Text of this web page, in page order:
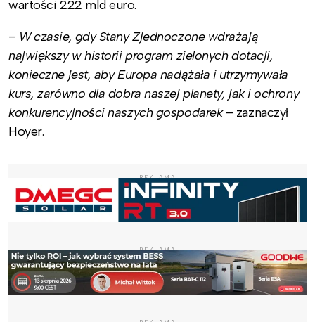
wartości 222 mld euro.
– W czasie, gdy Stany Zjednoczone wdrażają
największy w historii program zielonych dotacji,
konieczne jest, aby Europa nadążała i utrzymywała
kurs, zarówno dla dobra naszej planety, jak i ochrony
konkurencyjności naszych gospodarek– zaznaczył
Hoyer.
REKLAMA
REKLAMA